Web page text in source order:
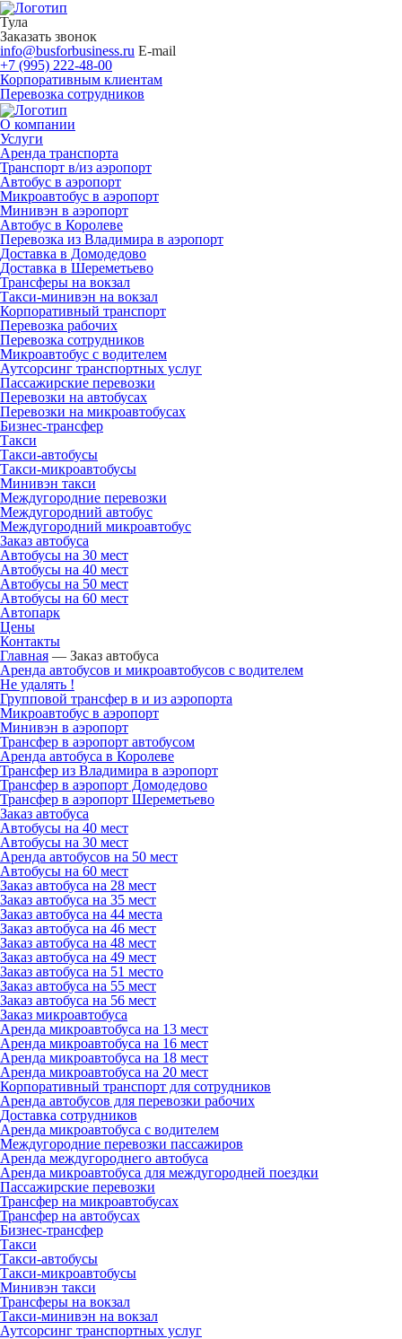
Тула
Заказать звонок
info@busforbusiness.ru E-mail
+7 (995) 222-48-00
Корпоративным клиентам
Перевозка сотрудников
О компании
Услуги
Аренда транспорта
Транспорт в/из аэропорт
Автобус в аэропорт
Микроавтобус в аэропорт
Минивэн в аэропорт
Автобус в Королеве
Перевозка из Владимира в аэропорт
Доставка в Домодедово
Доставка в Шереметьево
Трансферы на вокзал
Такси-минивэн на вокзал
Корпоративный транспорт
Перевозка рабочих
Перевозка сотрудников
Микроавтобус с водителем
Аутсорсинг транспортных услуг
Пассажирские перевозки
Перевозки на автобусах
Перевозки на микроавтобусах
Бизнес-трансфер
Такси
Такси-автобусы
Такси-микроавтобусы
Минивэн такси
Междугородние перевозки
Междугородний автобус
Междугородний микроавтобус
Заказ автобуса
Автобусы на 30 мест
Автобусы на 40 мест
Автобусы на 50 мест
Автобусы на 60 мест
Автопарк
Цены
Контакты
Главная — Заказ автобуса
Аренда автобусов и микроавтобусов с водителем
Не удалять !
Групповой трансфер в и из аэропорта
Микроавтобус в аэропорт
Минивэн в аэропорт
Трансфер в аэропорт автобусом
Аренда автобуса в Королеве
Трансфер из Владимира в аэропорт
Трансфер в аэропорт Домодедово
Трансфер в аэропорт Шереметьево
Заказ автобуса
Автобусы на 40 мест
Автобусы на 30 мест
Аренда автобусов на 50 мест
Автобусы на 60 мест
Заказ автобуса на 28 мест
Заказ автобуса на 35 мест
Заказ автобуса на 44 места
Заказ автобуса на 46 мест
Заказ автобуса на 48 мест
Заказ автобуса на 49 мест
Заказ автобуса на 51 место
Заказ автобуса на 55 мест
Заказ автобуса на 56 мест
Заказ микроавтобуса
Аренда микроавтобуса на 13 мест
Аренда микроавтобуса на 16 мест
Аренда микроавтобуса на 18 мест
Аренда микроавтобуса на 20 мест
Корпоративный транспорт для сотрудников
Аренда автобусов для перевозки рабочих
Доставка сотрудников
Аренда микроавтобуса с водителем
Междугородние перевозки пассажиров
Аренда междугороднего автобуса
Аренда микроавтобуса для междугородней поездки
Пассажирские перевозки
Трансфер на микроавтобусах
Трансфер на автобусах
Бизнес-трансфер
Такси
Такси-автобусы
Такси-микроавтобусы
Минивэн такси
Трансферы на вокзал
Такси-минивэн на вокзал
Аутсорсинг транспортных услуг